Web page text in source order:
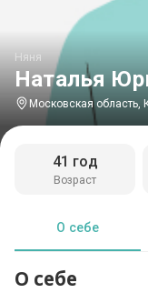
Наталья
Няня
Московская область,
Возраст
41 год
О себе
О себе